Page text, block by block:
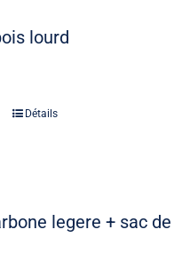
lourd
Détails
legere + sac de